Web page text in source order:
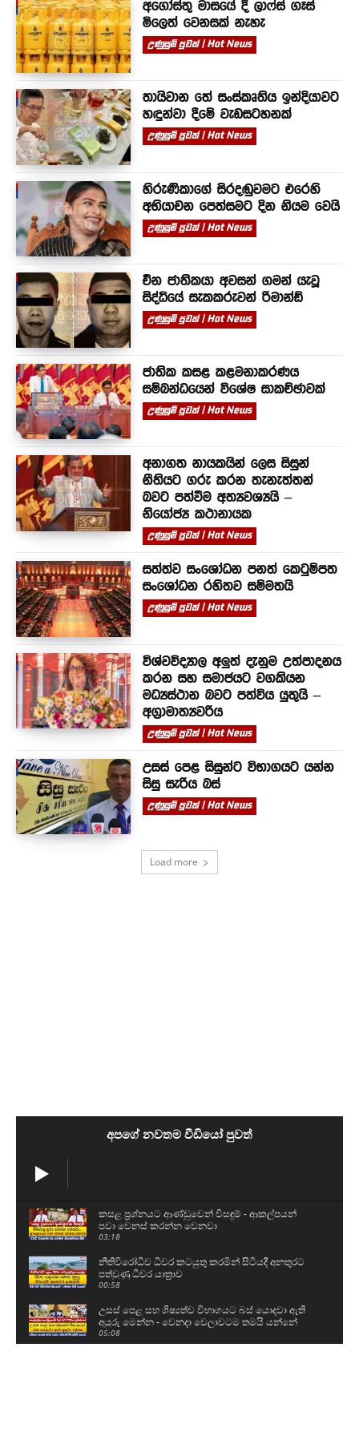
අගෝස්තු මාසයේ දී ලාෆ්ස් ගෑස්
මිලෙත් වෙනසක් නැහැ
උණුසුම් පුවත් | Hot News
තායිවාන තේ සංස්කෘතිය ඉන්දියාවට
හඳුන්වා දීමේ වැඩසටහනක්
උණුසුම් පුවත් | Hot News
හිරුණිකාගේ සිරදඬුවමට එරෙහි
අභියාචන පෙත්සමට දින නියම වෙයි
උණුසුම් පුවත් | Hot News
චීන ජාතිකයා අවසන් ගමන් යැවූ
සිද්ධියේ සැකකරුවන් රිමාන්ඩ්
උණුසුම් පුවත් | Hot News
ජාතික කසළ කළමනාකරණය
සම්බන්ධයෙන් විශේෂ සාකච්ඡාවක්
උණුසුම් පුවත් | Hot News
අනාගත නායකයින් ලෙස සිසුන්
නීතියට ගරු කරන තැනැත්තන්
බවට පත්වීම අත්‍යවශ්‍යයි –
නියෝජ්‍ය කථානායක
උණුසුම් පුවත් | Hot News
සත්ත්ව සංශෝධන පනත් කෙටුම්පත
සංශෝධන රහිතව සම්මතයි
උණුසුම් පුවත් | Hot News
විශ්වවිද්‍යාල අලුත් දැනුම උත්පාදනය
කරන සහ සමාජයට වගකියන
මධ්‍යස්ථාන බවට පත්විය යුතුයි –
අග්‍රාමාත්‍යවරිය
උණුසුම් පුවත් | Hot News
උසස් පෙළ සිසුන්ට විභාගයට යන්න
සිසු සැරිය බස්
උණුසුම් පුවත් | Hot News
Load more
අපගේ නවතම වීඩියෝ පුවත්
කසළ ප්‍රශ්නයට ආණ්ඩුවෙන් විසඳුම් - ආකල්පයන්
පවා වෙනස් කරන්න වෙනවා
03:18
නීතිවිරෝධීව ධීවර කටයුතු කරමින් සිටියදී අනතුරට
පත්වුණු ධීවර යාත්‍රාව
00:58
උසස් පෙළ සහ ශිෂ්‍යත්ව විභාගයට බස් යොදවා ඇති
අයුරු මෙන්න - වෙනදා වෙලාවටම තමයි යන්නේ
05:08